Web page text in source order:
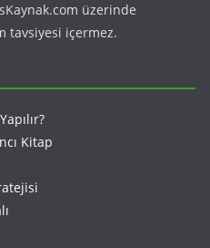
üzerinde
tavsiyesi içermez.
Kitap